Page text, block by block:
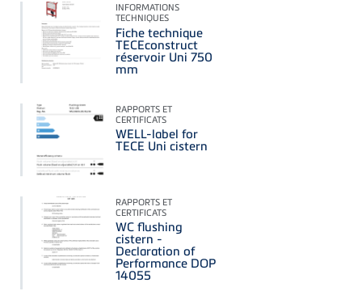
INFORMATIONS
TECHNIQUES
Fiche technique
TECEconstruct
réservoir Uni 750
mm
RAPPORTS ET
CERTIFICATS
WELL-label for
TECE Uni cistern
RAPPORTS ET
CERTIFICATS
WC flushing
cistern -
Declaration of
Performance DOP
14055